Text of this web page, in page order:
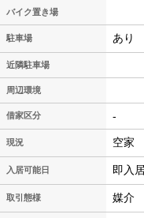
バイク置き場
駐車場 あり
近隣駐車場
周辺環境
借家区分 -
現況 空家
入居可能日 即入
取引態様 媒介